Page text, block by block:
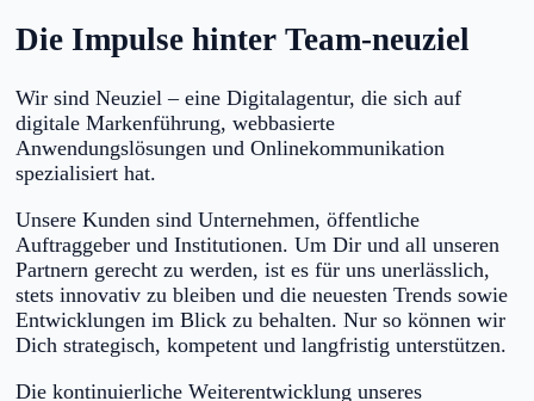
Die Impulse hinter Team-neuziel
Wir sind Neuziel – eine Digitalagentur, die sich auf
digitale Markenführung, webbasierte
Anwendungslösungen und Onlinekommunikation
spezialisiert hat.
Unsere Kunden sind Unternehmen, öffentliche
Auftraggeber und Institutionen. Um Dir und all unseren
Partnern gerecht zu werden, ist es für uns unerlässlich,
stets innovativ zu bleiben und die neuesten Trends sowie
Entwicklungen im Blick zu behalten. Nur so können wir
Dich strategisch, kompetent und langfristig unterstützen.
Die kontinuierliche Weiterentwicklung unseres